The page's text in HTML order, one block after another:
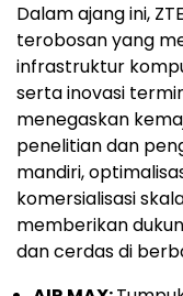
Dalam ajang ini,
terobosan yang
infrastruktur
serta inovasi
menegaskan
penelitian dan
mandiri,
komersialisasi
memberikan
dan cerdas di